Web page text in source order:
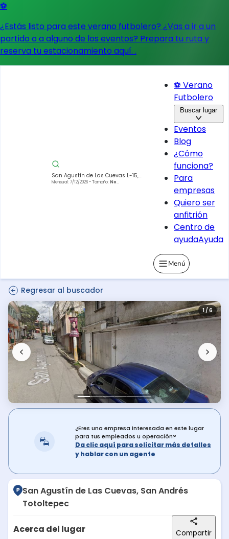
⚽
¿Estás listo para este verano futbolero? ¿Vas a ir a un
partido o a alguno de los eventos? Prepara tu ruta y
reserva tu estacionamiento aquí. .
San Agustín de Las Cuevas L-15,
San Andrés Totoltepec, Tlalpan,
Mensual: 7/12/2026- Tamaño: No
⚽ Verano
Futbolero
Buscar lugar
Eventos
Blog
¿Cómo
funciona?
Para
empresas
Quiero ser
anfitrión
Centro de
ayudaAyuda
Menú
Regresar al buscador
1 / 6
¿Eres una empresa interesada en este lugar
para tus empleados u operación?
Da clic aquí para solicitar más detalles
y hablar con un agente
San Agustín de Las Cuevas, San Andrés
Totoltepec
Acerca del lugar Compartir